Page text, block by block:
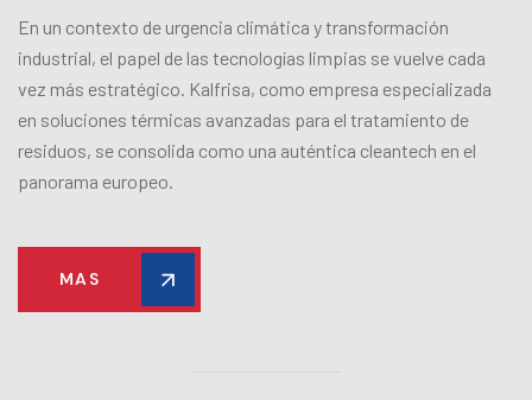
En un contexto de urgencia climática y transformación
industrial, el papel de las tecnologías limpias se vuelve cada
vez más estratégico. Kalfrisa, como empresa especializada
en soluciones térmicas avanzadas para el tratamiento de
residuos, se consolida como una auténtica cleantech en el
panorama europeo.
MAS